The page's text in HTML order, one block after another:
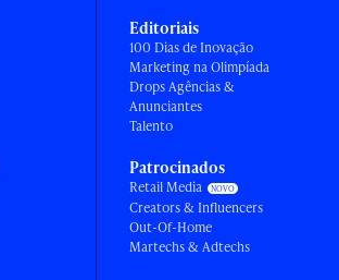
Editoriais
100 Dias de Inovação
Marketing na Olimpíada
Drops Agências &
Anunciantes
Talento
Patrocinados
Retail Media
Creators & Influencers
Out-Of-Home
Martechs & Adtechs